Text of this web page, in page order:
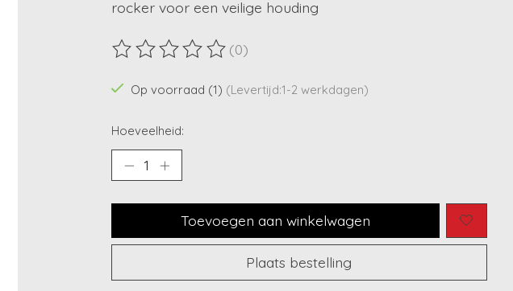
rocker voor een veilige houding
De beoordeling van dit product is
(0)
Op voorraad (1) (Levertijd:1-2 werkdagen)
Hoeveelheid:
Toevoegen aan winkelwagen
Plaats bestelling